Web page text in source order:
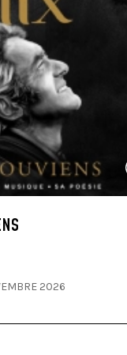
2026